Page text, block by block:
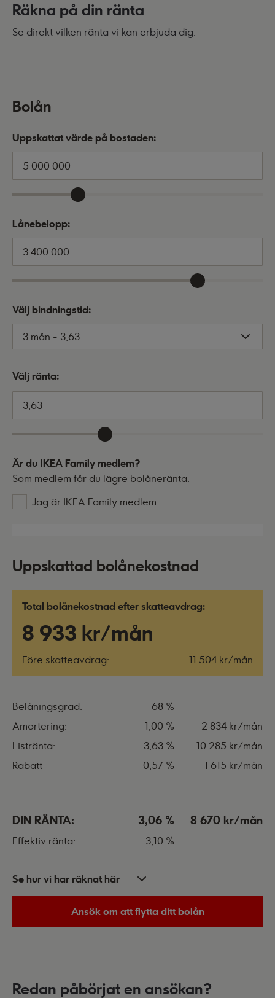
Räkna på din ränta
Se direkt vilken ränta vi kan erbjuda dig.
Bolån
Uppskattat värde på bostaden:
Lånebelopp:
Välj bindningstid:
Välj ränta:
Är du IKEA Family medlem?
Som medlem får du lägre bolåneränta.
Jag är IKEA Family medlem
Uppskattad bolånekostnad
Total bolånekostnad efter skatteavdrag:
8 933 kr/mån
Före skatteavdrag: 11 504 kr/mån
Belåningsgrad:
68 %
Amortering:
1,00 %
2 834 kr/mån
Listränta:
3,63 %
10 285 kr/mån
Rabatt
0,57 % 1 615 kr/mån
DIN RÄNTA: 3,06 % 8 670 kr/mån
Effektiv ränta: 3,10 %
Se hur vi har räknat här
Ansök om att flytta ditt bolån
Redan påbörjat en ansökan?